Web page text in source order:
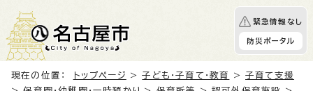
緊急情報なし
防災ポータル
現在の位置： トップページ >子ども・子育て・教育 >子育て支援